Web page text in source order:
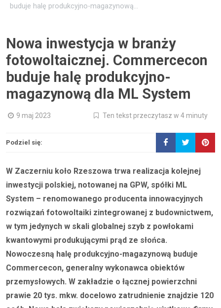
buduje halę produkcyjno-magazynową...
Nowa inwestycja w branży
fotowoltaicznej. Commercecon
buduje halę produkcyjno-
magazynową dla ML System
9 maj 2023 Ten tekst przeczytasz w 4 minuty
Podziel się:
W Zaczerniu koło Rzeszowa trwa realizacja kolejnej
inwestycji polskiej, notowanej na GPW, spółki ML
System – renomowanego producenta innowacyjnych
rozwiązań fotowoltaiki zintegrowanej z budownictwem,
w tym jedynych w skali globalnej szyb z powłokami
kwantowymi produkującymi prąd ze słońca.
Nowoczesną halę produkcyjno-magazynową buduje
Commercecon, generalny wykonawca obiektów
przemysłowych. W zakładzie o łącznej powierzchni
prawie 20 tys. mkw. docelowo zatrudnienie znajdzie 120